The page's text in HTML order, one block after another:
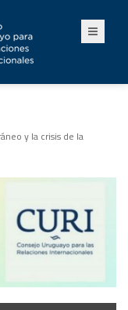
y la crisis de la